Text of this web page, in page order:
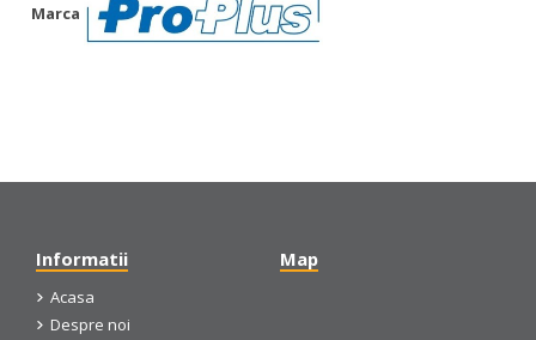
Marca
Informatii
Acasa
Despre noi
Map